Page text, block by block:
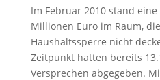
Im Februar 2010 stand eine
Millionen Euro im Raum,
Haushaltssperre nicht
Zeitpunkt hatten bereits
Versprechen abgegeben.